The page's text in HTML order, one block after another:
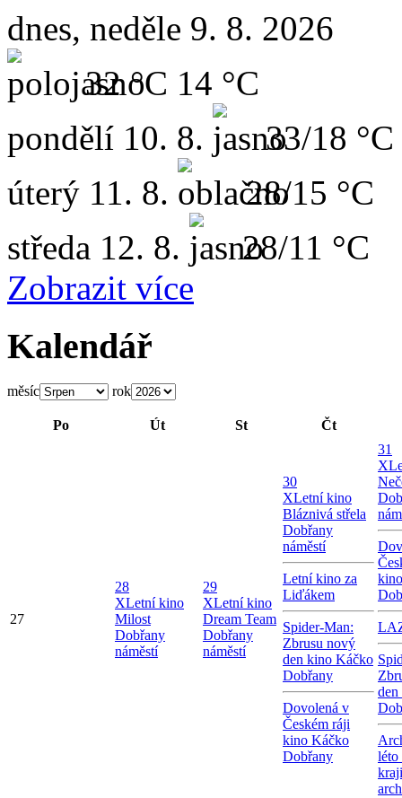
dnes, neděle 9. 8. 2026
32 °C 14 °C
pondělí 10. 8.
33/18 °C
úterý 11. 8.
28/15 °C
středa 12. 8.
28/11 °C
Zobrazit více
Kalendář
měsíc rok
Po Út St Čt
27
28
XLetní kino
Milost
Dobřany
náměstí
29
XLetní kino
Dream Team
Dobřany
náměstí
30
XLetní kino
Bláznivá střela
Dobřany
náměstí
Letní kino za
Liďákem
Spider-Man:
Zbrusu nový
den kino Káčko
Dobřany
Dovolená v
Českém ráji
kino Káčko
Dobřany
31
X
léto